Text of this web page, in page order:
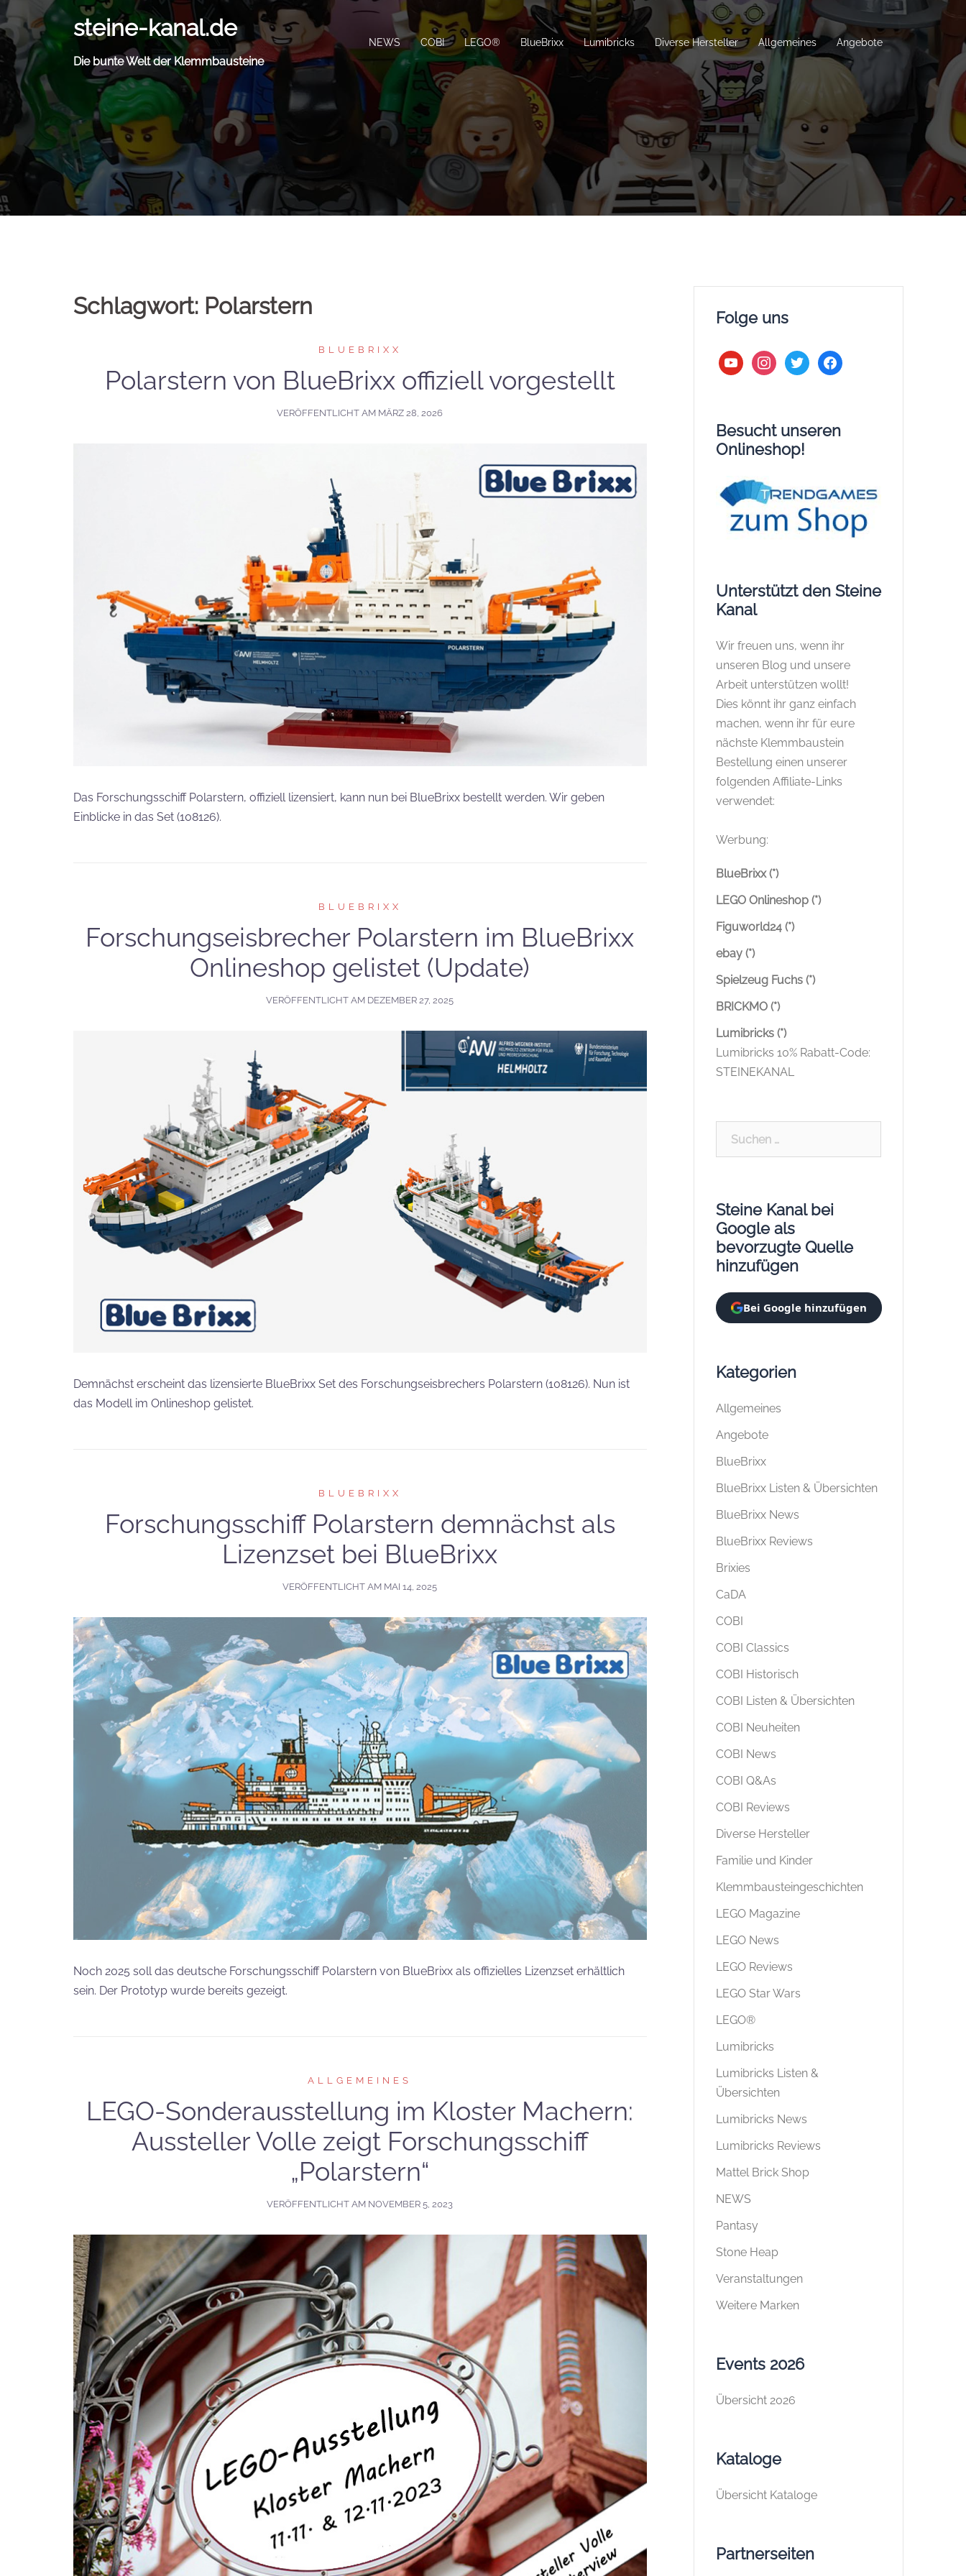
Zum
Inhalt
springen
steine-kanal.de
Die bunte Welt der Klemmbausteine
NEWS COBI LEGO® BlueBrixx Lumibricks Diverse Hersteller Allgemeines Angebote
Schlagwort: Polarstern
BLUEBRIXX
Polarstern von BlueBrixx offiziell vorgestellt
VERÖFFENTLICHT AM MÄRZ 28, 2026
Das Forschungsschiff Polarstern, offiziell lizensiert, kann nun bei BlueBrixx bestellt werden. Wir geben
Einblicke in das Set (108126).
BLUEBRIXX
Forschungseisbrecher Polarstern im BlueBrixx
Onlineshop gelistet (Update)
VERÖFFENTLICHT AM DEZEMBER 27, 2025
Demnächst erscheint das lizensierte BlueBrixx Set des Forschungseisbrechers Polarstern (108126). Nun ist
das Modell im Onlineshop gelistet.
BLUEBRIXX
Forschungsschiff Polarstern demnächst als
Lizenzset bei BlueBrixx
VERÖFFENTLICHT AM MAI 14, 2025
Noch 2025 soll das deutsche Forschungsschiff Polarstern von BlueBrixx als offizielles Lizenzset erhältlich
sein. Der Prototyp wurde bereits gezeigt.
ALLGEMEINES
LEGO-Sonderausstellung im Kloster Machern:
Aussteller Volle zeigt Forschungsschiff
„Polarstern“
VERÖFFENTLICHT AM NOVEMBER 5, 2023
Folge uns
youtubeinstagram
twitter facebook
Besucht unseren
Onlineshop!
Unterstützt den Steine
Kanal
Wir freuen uns, wenn ihr
unseren Blog und unsere
Arbeit unterstützen wollt!
Dies könnt ihr ganz einfach
machen, wenn ihr für eure
nächste Klemmbaustein
Bestellung einen unserer
folgenden Affiliate-Links
verwendet:
Werbung:
BlueBrixx (*)
LEGO Onlineshop (*)
Figuworld24 (*)
ebay (*)
Spielzeug Fuchs (*)
BRICKMO (*)
Lumibricks (*)
Lumibricks 10% Rabatt-Code:
STEINEKANAL
Steine Kanal bei
Google als
bevorzugte Quelle
hinzufügen
Bei Google hinzufügen
Kategorien
Allgemeines
Angebote
BlueBrixx
BlueBrixx Listen & Übersichten
BlueBrixx News
BlueBrixx Reviews
Brixies
CaDA
COBI
COBI Classics
COBI Historisch
COBI Listen & Übersichten
COBI Neuheiten
COBI News
COBI Q&As
COBI Reviews
Diverse Hersteller
Familie und Kinder
Klemmbausteingeschichten
LEGO Magazine
LEGO News
LEGO Reviews
LEGO Star Wars
LEGO®
Lumibricks
Lumibricks Listen &
Übersichten
Lumibricks News
Lumibricks Reviews
Mattel Brick Shop
NEWS
Pantasy
Stone Heap
Veranstaltungen
Weitere Marken
Events 2026
Übersicht 2026
Kataloge
Übersicht Kataloge
Partnerseiten